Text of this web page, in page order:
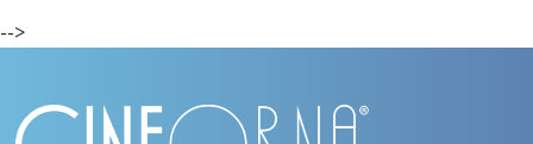
-->